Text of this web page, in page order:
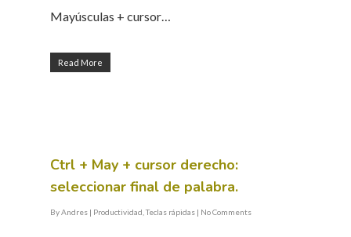
Mayúsculas + cursor…
Read More
Ctrl + May + cursor derecho:
seleccionar final de palabra.
ByAndres | Productividad ,Teclas rápidas | No Comments